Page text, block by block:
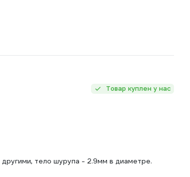
Товар куплен у нас
тело шурупа - 2.9мм в диаметре.